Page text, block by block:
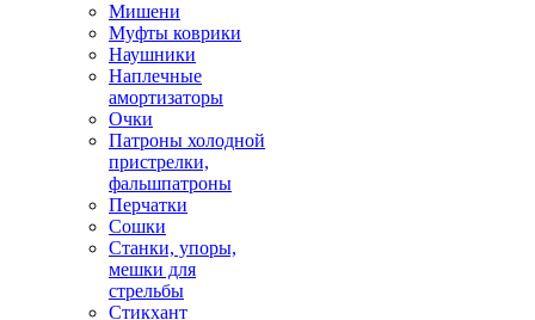
Мишени
Муфты коврики
Наушники
Наплечные
амортизаторы
Очки
Патроны холодной
пристрелки,
фальшпатроны
Перчатки
Сошки
Станки, упоры,
мешки для
стрельбы
Стикхант